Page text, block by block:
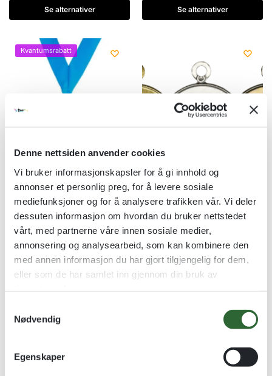
Denne nettsiden anvender cookies
Vi bruker informasjonskapsler for å gi innhold og
annonser et personlig preg, for å levere sosiale
mediefunksjoner og for å analysere trafikken vår. Vi deler
dessuten informasjon om hvordan du bruker nettstedet
vårt, med partnerne våre innen sosiale medier,
annonsering og analysearbeid, som kan kombinere den
med annen informasjon du har gjort tilgjengelig for dem,
eller som de har samlet inn gjennom din bruk av
Nødvendig
Egenskaper
Se alternativer Se alternativer
Kvantumsrabatt
Glassmedalje ø60 mm m/etui
Nøytral levert med etui
kr
Se alternativer
Geværmedaljer
40mm skyttermedaljer
17,50
Se alternativer